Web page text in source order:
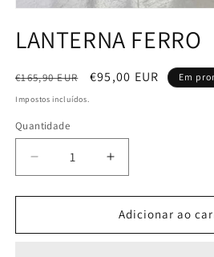
LANTERNA FERRO
Preço
normal
€165,90 EUR
Preço
€95,00 EUR Em
Impostos incluídos.
Quantidade
Quantidade
Diminuir
a
quantidade
LANTERNA
Aumentar
a
quantidade
de
LANTERNA
Adicionar ao